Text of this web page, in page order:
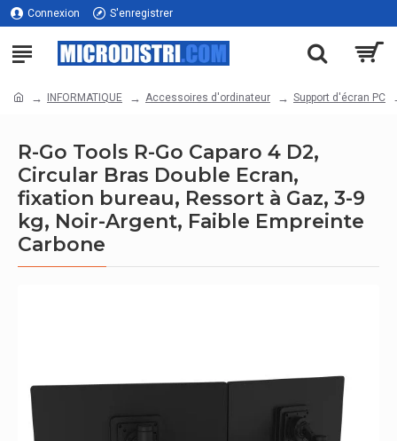
Connexion S'enregistrer
INFORMATIQUE Accessoires d'ordinateur Support d'écran PC
R-Go Tools R-Go Caparo 4 D2,
Circular Bras Double Ecran,
fixation bureau, Ressort à Gaz, 3-9
kg, Noir-Argent, Faible Empreinte
Carbone